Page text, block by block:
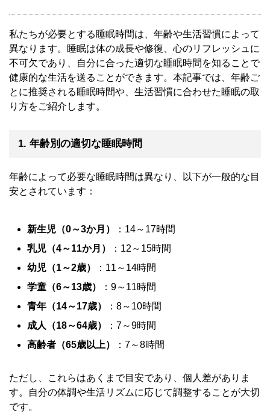
私たちが必要とする睡眠時間は、年齢や生活習慣によって
異なります。睡眠は体の成長や修復、心のリフレッシュに
不可欠であり、自分に合った適切な睡眠時間を知ることで
健康的な生活を送ることができます。本記事では、年齢ご
とに推奨される睡眠時間や、生活習慣に合わせた睡眠の取
り方をご紹介します。
1. 年齢別の適切な睡眠時間
年齢によって必要な睡眠時間は異なり、以下が一般的な目
安とされています：
新生児（0～3か月）
：14～17時間
乳児（4～11か月）
：12～15時間
幼児（1～2歳）
：11～14時間
学童（6～13歳）
：9～11時間
青年（14～17歳）
：8～10時間
成人（18～64歳）
：7～9時間
高齢者（65歳以上）
：7～8時間
ただし、これらはあくまで目安であり、個人差がありま
す。自分の体調や生活リズムに応じて調整することが大切
です。